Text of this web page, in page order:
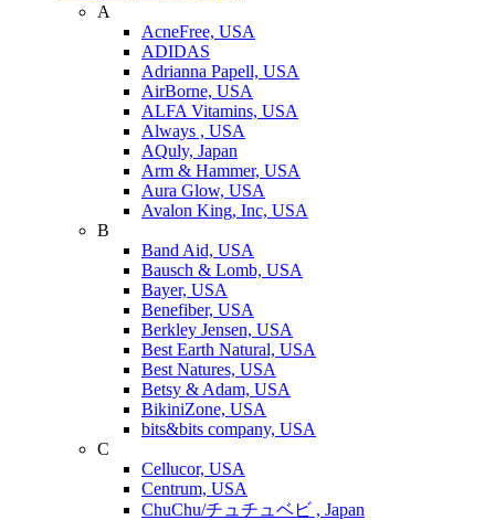
A
AcneFree, USA
ADIDAS
Adrianna Papell, USA
AirBorne, USA
ALFA Vitamins, USA
Always , USA
AQuly, Japan
Arm & Hammer, USA
Aura Glow, USA
Avalon King, Inc, USA
B
Band Aid, USA
Bausch & Lomb, USA
Bayer, USA
Benefiber, USA
Berkley Jensen, USA
Best Earth Natural, USA
Best Natures, USA
Betsy & Adam, USA
BikiniZone, USA
bits&bits company, USA
C
Cellucor, USA
Centrum, USA
ChuChu/チュチュベビ , Japan